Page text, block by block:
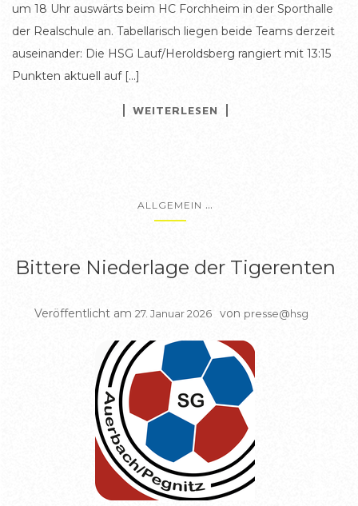
um 18 Uhr auswärts beim HC Forchheim in der Sporthalle
der Realschule an. Tabellarisch liegen beide Teams derzeit
auseinander: Die HSG Lauf/Heroldsberg rangiert mit 13:15
Punkten aktuell auf […]
WEITERLESEN
ALLGEMEIN ...
Bittere Niederlage der Tigerenten
Veröffentlicht am 27. Januar 2026 von presse@hsg